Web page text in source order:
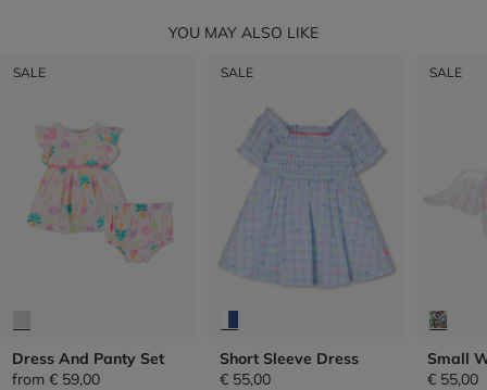
YOU MAY ALSO LIKE
SALE
Dress And Panty Set
from € 59,00
SALE
Short Sleeve Dress
€ 55,00
SALE
Small
€ 55,00